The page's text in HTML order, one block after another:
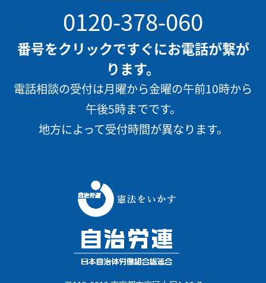
0120-378-060
番号をクリックですぐにお電話が繋が
ります。
電話相談の受付は月曜から金曜の午前10時から
午後5時までです。
地方によって受付時間が異なります。